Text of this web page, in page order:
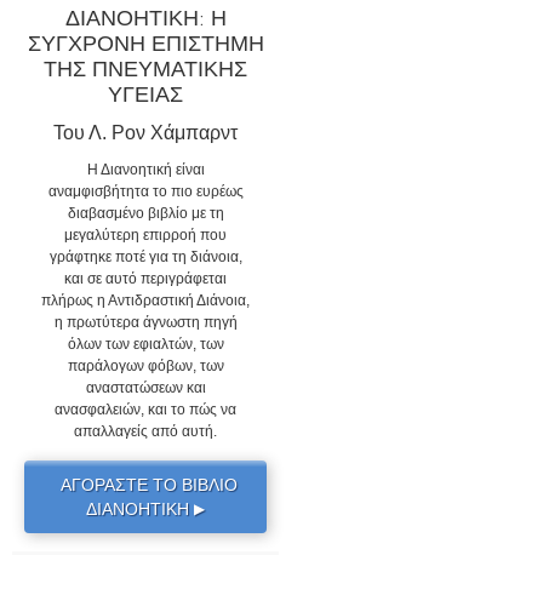
ΔΙΑΝΟΗΤΙΚΗ: Η
ΣΥΓΧΡΟΝΗ ΕΠΙΣΤΗΜΗ
ΤΗΣ ΠΝΕΥΜΑΤΙΚΗΣ
ΥΓΕΙΑΣ
Του Λ. Ρον Χάμπαρντ
Η Διανοητική είναι
αναμφισβήτητα το πιο ευρέως
διαβασμένο βιβλίο με τη
μεγαλύτερη επιρροή που
γράφτηκε ποτέ για τη διάνοια,
και σε αυτό περιγράφεται
πλήρως η Αντιδραστική Διάνοια,
η πρωτύτερα άγνωστη πηγή
όλων των εφιαλτών, των
παράλογων φόβων, των
αναστατώσεων και
ανασφαλειών, και το πώς να
απαλλαγείς από αυτή.
ΑΓΟΡΑΣΤΕ ΤΟ ΒΙΒΛΙΟ
ΔΙΑΝΟΗΤΙΚΗ ▶